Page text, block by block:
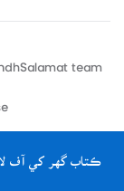
ڪتاب گهر کي آف